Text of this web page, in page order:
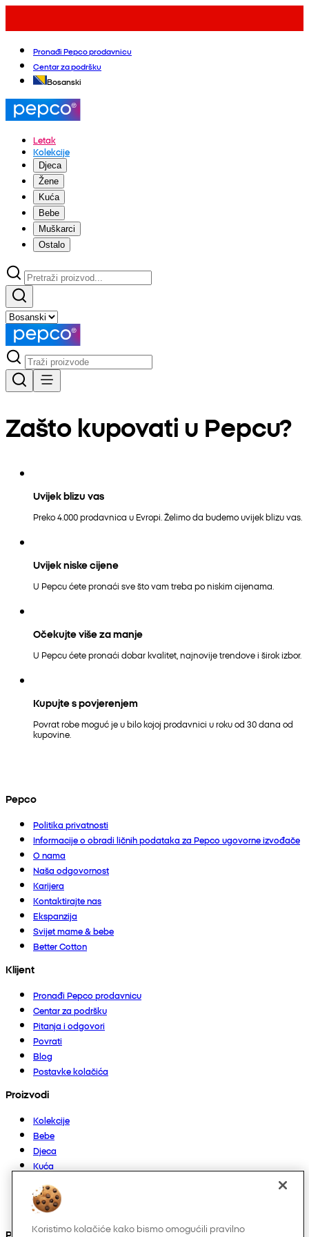
Pronađi Pepco prodavnicu
Centar za podršku
Bosanski
Letak
Kolekcije
Djeca
Žene
Kuća
Bebe
Muškarci
Ostalo
Zašto kupovati u Pepcu?
Uvijek blizu vas
Preko 4.000 prodavnica u Evropi. Želimo da budemo uvijek blizu vas.
Uvijek niske cijene
U Pepcu ćete pronaći sve što vam treba po niskim cijenama.
Očekujte više za manje
U Pepcu ćete pronaći dobar kvalitet, najnovije trendove i širok izbor.
Kupujte s povjerenjem
Povrat robe moguć je u bilo kojoj prodavnici u roku od 30 dana od
kupovine.
Pepco
Politika privatnosti
Informacije o obradi ličnih podataka za Pepco ugovorne izvođače
O nama
Naša odgovornost
Karijera
Kontaktirajte nas
Ekspanzija
Svijet mame & bebe
Better Cotton
Klijent
Pronađi Pepco prodavnicu
Centar za podršku
Pitanja i odgovori
Povrati
Blog
Postavke kolačića
Proizvodi
Kolekcije
Bebe
Djeca
Kuća
Muškarci
Ostalo
Koristimo kolačiće kako bismo omogućili pravilno